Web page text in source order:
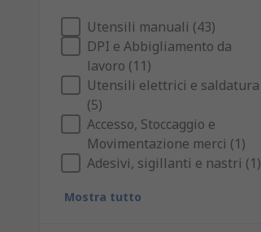
Utensili manuali (43)
DPI e Abbigliamento da
lavoro (11)
Utensili elettrici e saldatura
(5)
Accesso, Stoccaggio e
Movimentazione merci (1)
Adesivi, sigillanti e nastri (1)
Mostra tutto